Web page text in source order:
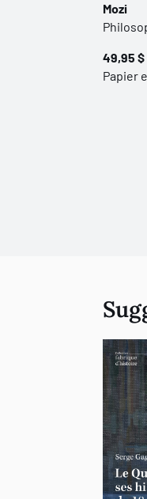
Mozi
49,95 $
Papier